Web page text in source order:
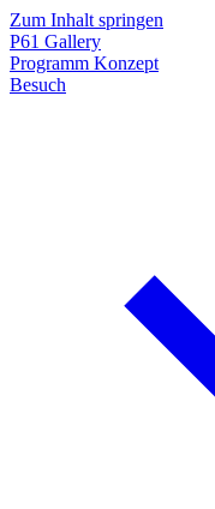
Zum Inhalt springen
P61 Gallery
Programm Konzept
Besuch